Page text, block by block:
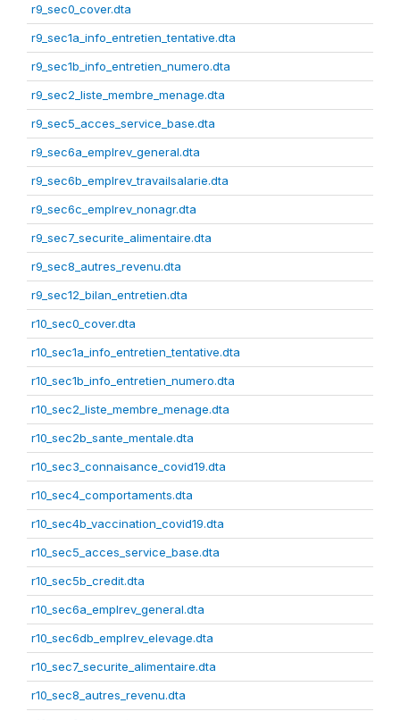
r9_sec0_cover.dta
r9_sec1a_info_entretien_tentative.dta
r9_sec1b_info_entretien_numero.dta
r9_sec2_liste_membre_menage.dta
r9_sec5_acces_service_base.dta
r9_sec6a_emplrev_general.dta
r9_sec6b_emplrev_travailsalarie.dta
r9_sec6c_emplrev_nonagr.dta
r9_sec7_securite_alimentaire.dta
r9_sec8_autres_revenu.dta
r9_sec12_bilan_entretien.dta
r10_sec0_cover.dta
r10_sec1a_info_entretien_tentative.dta
r10_sec1b_info_entretien_numero.dta
r10_sec2_liste_membre_menage.dta
r10_sec2b_sante_mentale.dta
r10_sec3_connaisance_covid19.dta
r10_sec4_comportaments.dta
r10_sec4b_vaccination_covid19.dta
r10_sec5_acces_service_base.dta
r10_sec5b_credit.dta
r10_sec6a_emplrev_general.dta
r10_sec6db_emplrev_elevage.dta
r10_sec7_securite_alimentaire.dta
r10_sec8_autres_revenu.dta